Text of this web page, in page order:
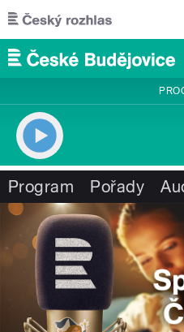
Přejít k hlavnímu obsahu
Program Pořady